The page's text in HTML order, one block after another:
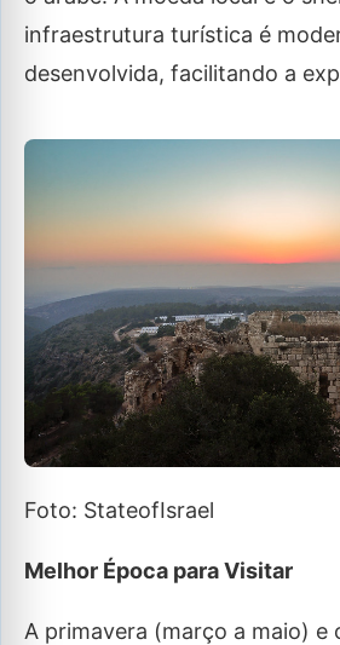
infraestrutura turística é
desenvolvida, facilitando a
Foto: StateofIsrael
Melhor Época para Visitar
A primavera (março a maio) e